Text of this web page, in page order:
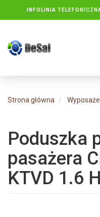
INFOLINIA
PONIEDZIAŁKU DO PIĄTKU
Strona główna
Poduszka
pasażera
KTVD 1.6